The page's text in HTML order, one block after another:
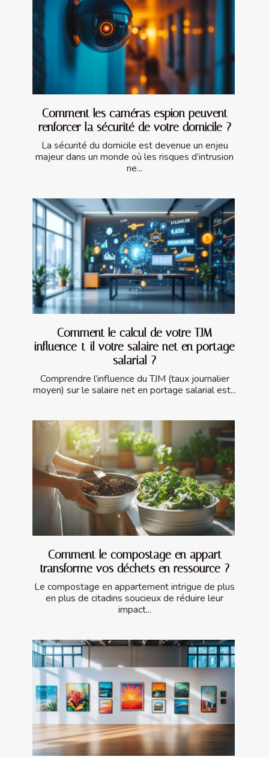
Comment les caméras espion peuvent
renforcer la sécurité de votre domicile ?
La sécurité du domicile est devenue un enjeu
majeur dans un monde où les risques d’intrusion
ne...
Comment le calcul de votre TJM
influence-t-il votre salaire net en portage
salarial ?
Comprendre l’influence du TJM (taux journalier
moyen) sur le salaire net en portage salarial est...
Comment le compostage en appart
transforme vos déchets en ressource ?
Le compostage en appartement intrigue de plus
en plus de citadins soucieux de réduire leur
impact...